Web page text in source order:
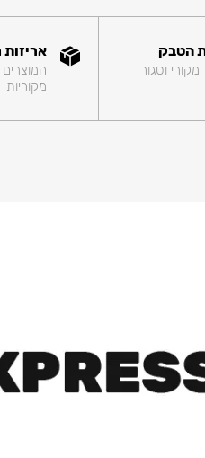
הטבק
וסגור
אריזות
המוצרים
מקוריות